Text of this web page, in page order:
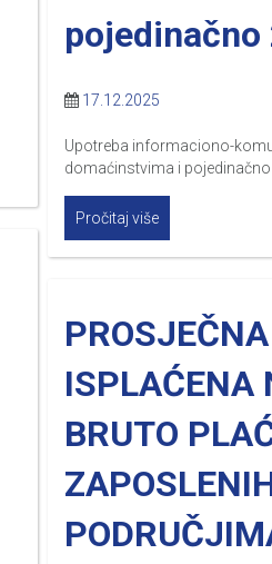
pojedinačno
17.12.2025
Upotreba informaciono-
domaćinstvima i pojedinačno
Pročitaj više
ISPLAĆENA
BRUTO